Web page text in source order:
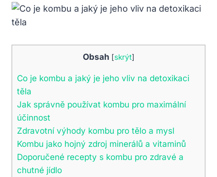
Obsah [skrýt]
Co je kombu a jaký je jeho vliv na detoxikaci
těla
Jak správně používat kombu pro maximální
účinnost
Zdravotní výhody kombu pro tělo a mysl
Kombu jako hojný zdroj minerálů a vitaminů
Doporučené recepty s kombu pro zdravé a
chutné jídlo